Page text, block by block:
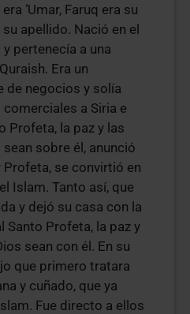
‘Umar, Faruq era su
apellido. Nació en el
pertenecía a una
Era un
de negocios y solía
a Siria e
Profeta, la paz y las
sobre él, anunció
se convirtió en
Islam. Tanto así, que
y dejó su casa con la
Santo Profeta, la paz y
sean con él. En su
que primero tratara
y cuñado, que ya
Fue directo a ellos